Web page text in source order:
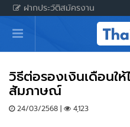
ฝากประวัติสมัครงาน
หน้าหลัก
ผู้สมัครงาน: เข้าสู่ระบบ
ฝากประวัติสมัครงาน
เกร็ดความรู้
วิธีต่อรองเงินเดือนใ
สัมภาษณ์
24/03/2568 | 4,123